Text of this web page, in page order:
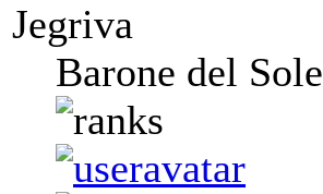
Jegriva
Barone del Sole